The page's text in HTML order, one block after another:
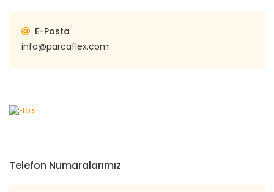
E-Posta
info@parcaflex.com
Telefon Numaralarımız